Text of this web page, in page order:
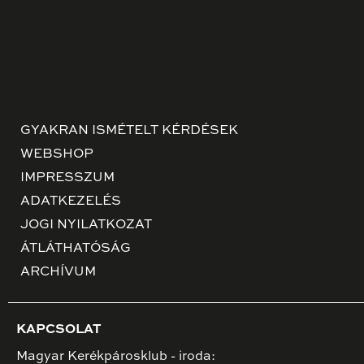
GYAKRAN ISMÉTELT KÉRDÉSEK
WEBSHOP
IMPRESSZUM
ADATKEZELÉS
JOGI NYILATKOZAT
ÁTLÁTHATÓSÁG
ARCHÍVUM
KAPCSOLAT
Magyar Kerékpárosklub - iroda: